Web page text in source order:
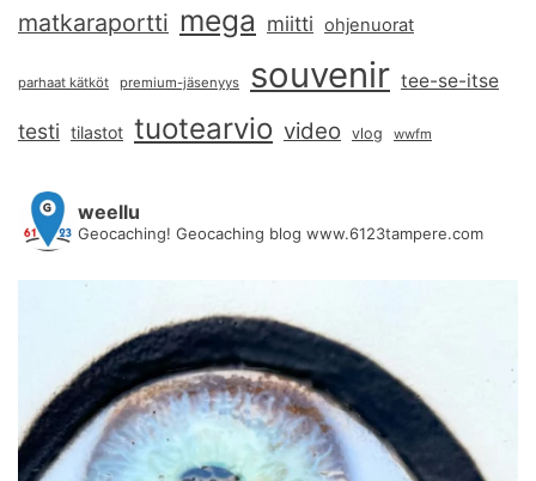
matkaraportti mega miitti ohjenuorat
parhaat kätköt premium-jäsenyys souvenir tee-se-itse
testi tilastot tuotearvio video vlog wwfm
weellu
Geocaching! Geocaching blog www.6123tampere.com